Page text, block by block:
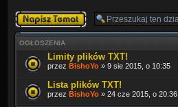
Napisz wątek
OGŁOSZENIA
Limity plików TXT!
przez BishoYo » 9 sie 2015, o 10:35
Lista plików TXT!
przez BishoYo » 24 cze 2015, o 20:36